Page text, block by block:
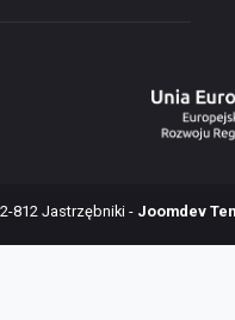
812 Jastrzębniki - Joomdev